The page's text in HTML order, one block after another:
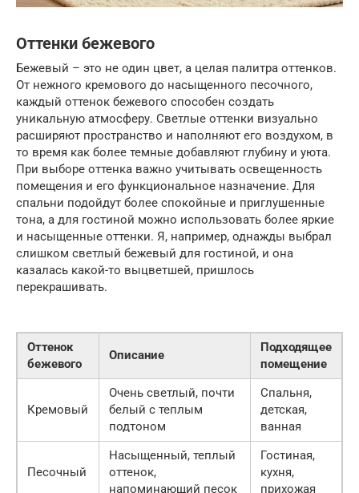
Оттенки бежевого
Бежевый – это не один цвет, а целая палитра оттенков.
От нежного кремового до насыщенного песочного,
каждый оттенок бежевого способен создать
уникальную атмосферу. Светлые оттенки визуально
расширяют пространство и наполняют его воздухом, в
то время как более темные добавляют глубину и уюта.
При выборе оттенка важно учитывать освещенность
помещения и его функциональное назначение. Для
спальни подойдут более спокойные и приглушенные
тона, а для гостиной можно использовать более яркие
и насыщенные оттенки. Я, например, однажды выбрал
слишком светлый бежевый для гостиной, и она
казалась какой-то выцветшей, пришлось
перекрашивать.
Оттенок
бежевого
Описание
Подходящее
помещение
Кремовый
Очень светлый, почти
белый с теплым
подтоном
Спальня,
детская,
ванная
Песочный
Насыщенный, теплый
оттенок,
напоминающий песок
Гостиная,
кухня,
прихожая